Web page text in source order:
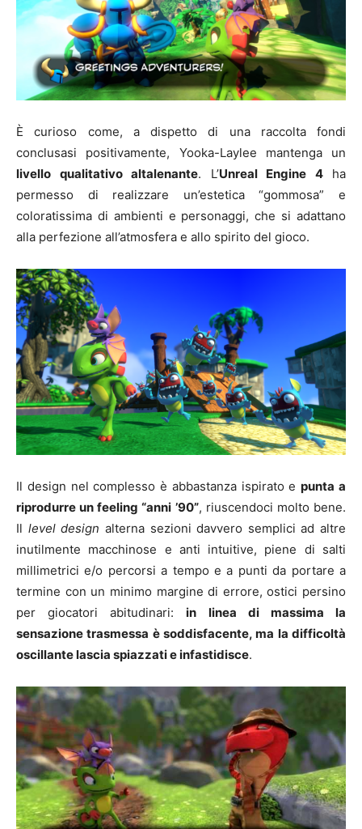
È curioso come, a dispetto di una raccolta fondi
conclusasi positivamente, Yooka-Laylee mantenga un
livello qualitativo altalenante. L’Unreal Engine 4ha
permesso di realizzare un’estetica “gommosa” e
coloratissima di ambienti e personaggi, che si adattano
alla perfezione all’atmosfera e allo spirito del gioco.
Il design nel complesso è abbastanza ispirato epunta a
riprodurre un feeling “anni ’90”, riuscendoci molto bene.
Il level design alterna sezioni davvero semplici ad altre
inutilmente macchinose e anti intuitive, piene di salti
millimetrici e/o percorsi a tempo e a punti da portare a
termine con un minimo margine di errore, ostici persino
per giocatori abitudinari:in linea di massima la
sensazione trasmessa è soddisfacente, ma la difficoltà
oscillante lascia spiazzati e infastidisce.